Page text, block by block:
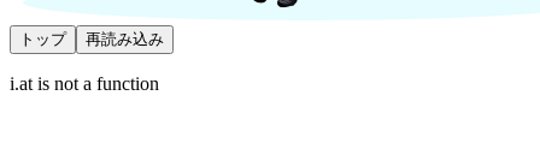
トップ 再読み込み
i.at is not a function